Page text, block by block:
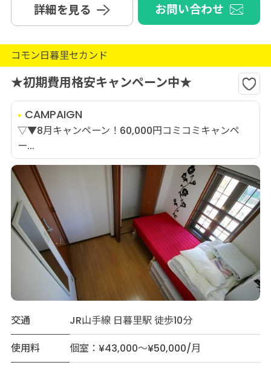
詳細を見る お問い合わせ
コモン日暮里セカンド
★初期費用格安キャンペーン中★
CAMPAIGN
▽▼8月キャンペーン！60,000円コミコミキャンペ
ー...
交通
JR山手線 日暮里駅 徒歩10分
使用料
個室：¥43,000～¥50,000/月